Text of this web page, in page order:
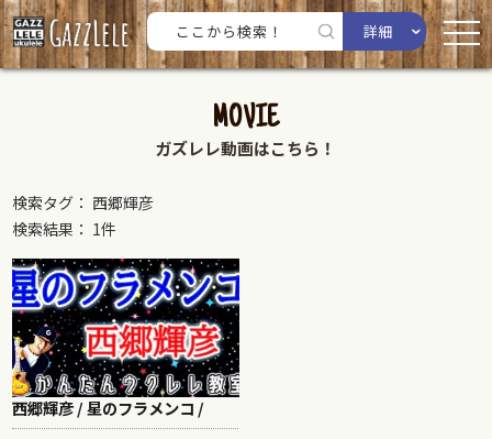
詳細
MOVIE
ガズレレ動画はこちら！
検索タグ： 西郷輝彦
検索結果： 1件
西郷輝彦 / 星のフラメンコ /